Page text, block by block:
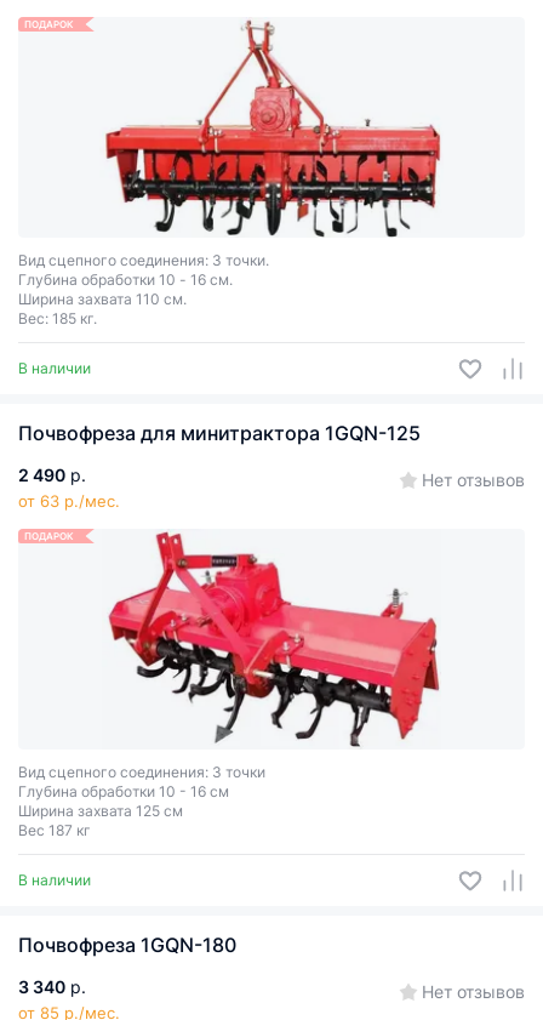
ПОДАРОК
Вид сцепного соединения: 3 точки.
Глубина обработки 10 - 16 cм.
Ширина захвата 110 см.
Вес: 185 кг.
В наличии
Почвофреза для минитрактора 1GQN-125
2 490 р.
от 63 р./мес.
Нет отзывов
ПОДАРОК
Вид сцепного соединения: 3 точки
Глубина обработки 10 - 16 см
Ширина захвата 125 см
Вес 187 кг
В наличии
Почвофреза 1GQN-180
3 340 р.
от 85 р./мес.
Нет отзывов